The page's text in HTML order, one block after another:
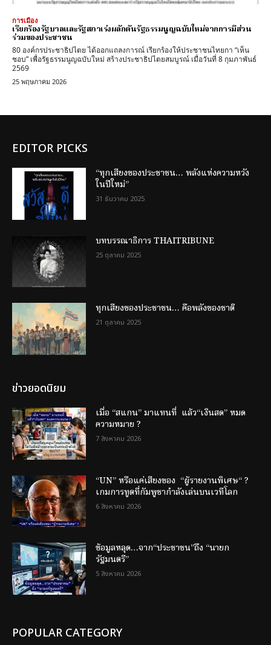
การเมือง
เรียกร้องรัฐบาลและรัฐสภาเร่งผลักดันรัฐธรรมนูญฉบับใหม่จากการมีส่วน
ร่วมของประชาชน
80 องค์กรประชาธิปไตย ได้ออกแถลงการณ์ เรียกร้องให้ประชาชนไทยกา “เห็น
ชอบ” เพื่อรัฐธรรมนูญฉบับใหม่ สร้างประชาธิปไตยสมบูรณ์ เมื่อวันที่ 8 กุมภาพันธ์
2569
25 พฤษภาคม 2026
EDITOR PICKS
“ทุกเสียงของประชาชน… พลังแห่งความหวัง
ในปีใหม่”
31 ธันวาคม 2025
บทบรรณาธิการ THAITRIBUNE
25 ตุลาคม 2025
ทุกเสียงของประชาชน… คือพลังของชาติ
21 ตุลาคม 2025
ข่าวยอดนิยม
เมื่อ “สแกน” มาแทนที่ แล้ว“เงินสด” หมด
ความหมาย ?
7 สิงหาคม 2026
“UN” หรือแค่เสียงของ “ผู้รายงานพิเศษ“ ?
เกมการทูตที่กัมพูชากำลังเล่นบนเวทีโลก
6 สิงหาคม 2026
ข้อมูลหลุด…จาก“ประชาชน”ถึง “นายก
รัฐมนตรี”
5 สิงหาคม 2026
POPULAR CATEGORY